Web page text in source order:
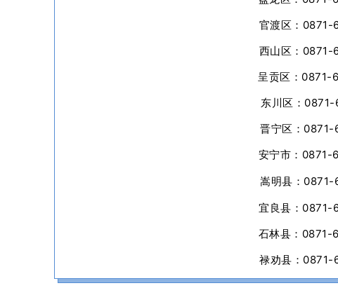
官渡区：0871-
西山区：0871-
呈贡区：
东川区：0871-
晋宁区：0871-
安宁市：
嵩明县：0871-
宜良县：
石林县：0871-
禄劝县：0871-